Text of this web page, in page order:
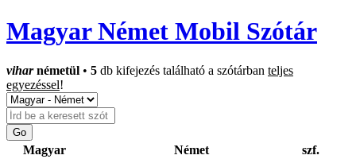
Magyar Német Mobil Szótár
viharnémetül • 5 db kifejezés található a szótárban teljes
egyezéssel!
Magyar Német
szf.